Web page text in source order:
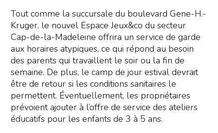
Tout comme la succursale du boulevard Gene-H.-
Kruger, le nouvel Espace Jeux&co du secteur
Cap-de-la-Madeleine offrira un service de garde
aux horaires atypiques, ce qui répond au besoin
des parents qui travaillent le soir ou la fin de
semaine. De plus, le camp de jour estival devrait
être de retour si les conditions sanitaires le
permettent. Éventuellement, les propriétaires
prévoient ajouter à l’offre de service des ateliers
éducatifs pour les enfants de 3 à 5 ans.